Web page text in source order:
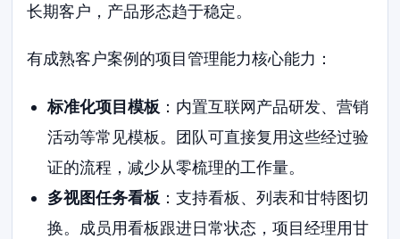
长期客户，产品形态趋于稳定。
有成熟客户案例的项目管理能力核心能力：
标准化项目模板：内置互联网产品研发、营销
活动等常见模板。团队可直接复用这些经过验
证的流程，减少从零梳理的工作量。
多视图任务看板：支持看板、列表和甘特图切
换。成员用看板跟进日常状态，项目经理用甘